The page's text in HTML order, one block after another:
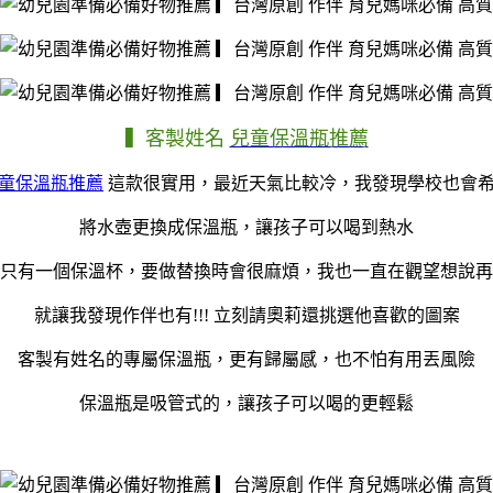
▍客製姓名 兒童保溫瓶推薦
保溫瓶推薦 這款很實用，最近天氣比較冷，我發現學校也會
將水壺更換成保溫瓶，讓孩子可以喝到熱水
有一個保溫杯，要做替換時會很麻煩，我也一直在觀望想說
就讓我發現作伴也有!!! 立刻請奧莉還挑選他喜歡的圖案
客製有姓名的專屬保溫瓶，更有歸屬感，也不怕有用丟風險
保溫瓶是吸管式的，讓孩子可以喝的更輕鬆